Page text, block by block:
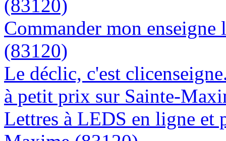
(83120)
Commander mon
(83120)
Le déclic, c'est
à petit prix sur Sainte-
Lettres à LEDS en ligne et